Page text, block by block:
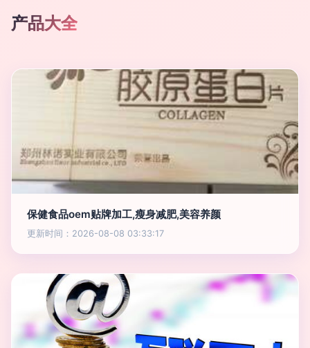
产品大全
保健食品oem贴牌加工,瘦身减肥,美容养颜
更新时间：2026-08-08 03:33:17